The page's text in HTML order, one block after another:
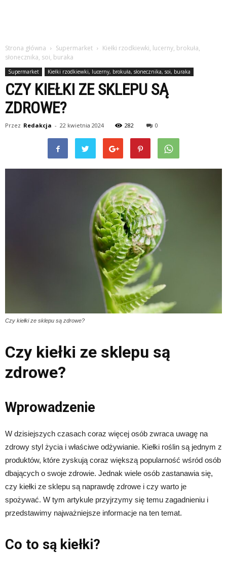
Strona główna Supermarket
Kiełki rzodkiewki, lucerny, brokuła,
słonecznika, soi, buraka
Supermarket Kiełki rzodkiewki, lucerny, brokuła, słonecznika, soi, buraka
CZY KIEŁKI ZE SKLEPU SĄ
ZDROWE?
Przez Redakcja - 22 kwietnia 2024 282 0
Czy kiełki ze sklepu są zdrowe?
Czy kiełki ze sklepu są
zdrowe?
Wprowadzenie
W dzisiejszych czasach coraz więcej osób zwraca uwagę na
zdrowy styl życia i właściwe odżywianie. Kiełki roślin są jednym z
produktów, które zyskują coraz większą popularność wśród osób
dbających o swoje zdrowie. Jednak wiele osób zastanawia się,
czy kiełki ze sklepu są naprawdę zdrowe i czy warto je
spożywać. W tym artykule przyjrzymy się temu zagadnieniu i
przedstawimy najważniejsze informacje na ten temat.
Co to są kiełki?